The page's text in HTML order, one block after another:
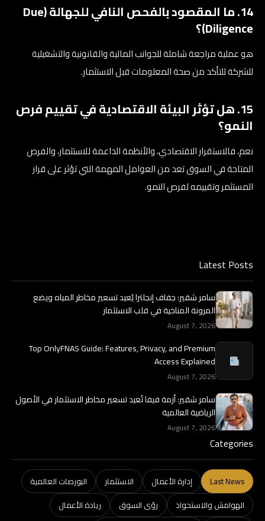
14. ما المقصود بالفحص النافي للجهالة (Due
Diligence)؟
هو عملية مراجعة شاملة للجوانب المالية والقانونية والتشغيلية
للشركة للتأكد من صحة المعلومات قبل الاستثمار.
15. هل تؤثر البيئة الاقتصادية في تقييم فرص
النمو؟
نعم، فالاستقرار الاقتصادي، والأنظمة الداعمة للاستثمار، والفرص
المتاحة في السوق تعد من العوامل المهمة التي تؤثر على قرار
المستثمر وتقييمه لفرص النمو.
Latest Posts
سامر شقير: جفاف إنجلترا يُعيد تسعير مخاطر المياه ويضع
المرونة المناخية في قلب الاستثمار
August 7, 2026
Top OnlyFNAS Guide: Features, Privacy, and Premium
Access Explained
August 7, 2026
سامر شقير: أزمة فيفا تُعيد تسعير مخاطر الاستثمار في الأصول
الرياضية العالمية
August 7, 2026
Categories
Last News إدارة الأعمال الاستثمار
البورصات العالمية
الهوامش والاستحواذ
رؤى السوق
ريادة الأعمال